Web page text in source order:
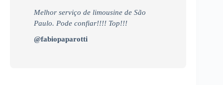
Melhor serviço de limousine de São
Paulo. Pode confiar!!!! Top!!!
@fabiopaparotti